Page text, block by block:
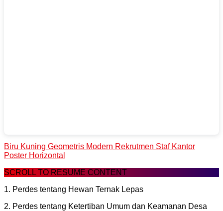
Biru Kuning Geometris Modern Rekrutmen Staf Kantor
Poster Horizontal
SCROLL TO RESUME CONTENT
1. Perdes tentang Hewan Ternak Lepas
2. Perdes tentang Ketertiban Umum dan Keamanan Desa